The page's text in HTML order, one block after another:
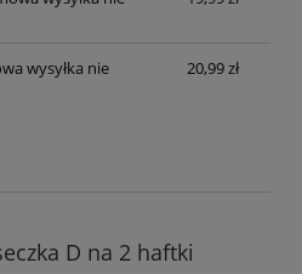
wysyłka nie
20,99 zł
D na 2 haftki